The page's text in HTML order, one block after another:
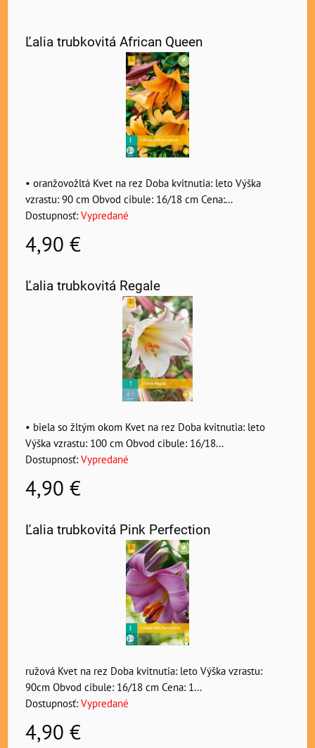
Ľalia trubkovitá African Queen
• oranžovožltá Kvet na rez Doba kvitnutia: leto Výška
vzrastu: 90 cm Obvod cibule: 16/18 cm Cena:...
Dostupnosť: Vypredané
4,90 €
Ľalia trubkovitá Regale
• biela so žltým okom Kvet na rez Doba kvitnutia: leto
Výška vzrastu: 100 cm Obvod cibule: 16/18...
Dostupnosť: Vypredané
4,90 €
Ľalia trubkovitá Pink Perfection
ružová Kvet na rez Doba kvitnutia: leto Výška vzrastu:
90cm Obvod cibule: 16/18 cm Cena: 1...
Dostupnosť: Vypredané
4,90 €